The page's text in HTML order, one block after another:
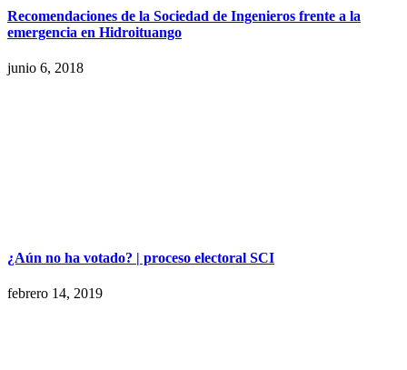
Recomendaciones de la Sociedad de Ingenieros frente a la
emergencia en Hidroituango
junio 6, 2018
¿Aún no ha votado? | proceso electoral SCI
febrero 14, 2019